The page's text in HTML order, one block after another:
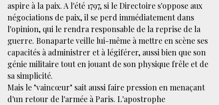
aspire à la paix. A l'été 1797, si le Directoire s'oppose aux
négociations de paix, il se perd immédiatement dans
l'opinion, qui le rendra responsable de la reprise de la
guerre. Bonaparte veille lui-même à mettre en scène ses
capacités à administrer et à légiférer, aussi bien que son
génie militaire tout en jouant de son physique frêle et de
sa simplicité.
Mais le "vaincœur" sait aussi faire pression en menaçant
d'un retour de l'armée à Paris. L'apostrophe